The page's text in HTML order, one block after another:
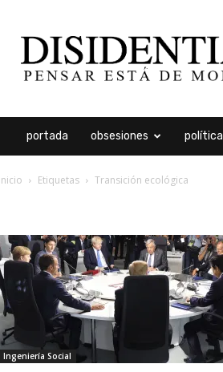
portada obsesiones política
Inicio Etiquetas Transición ecológica
Ingeniería Social